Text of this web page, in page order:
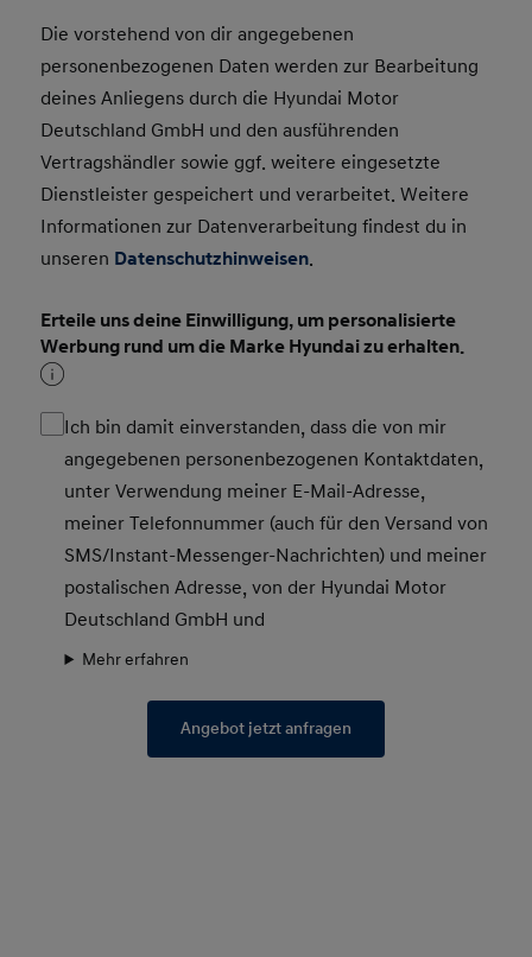
Die vorstehend von dir angegebenen
personenbezogenen Daten werden zur Bearbeitung
deines Anliegens durch die Hyundai Motor
Deutschland GmbH und den ausführenden
Vertragshändler sowie ggf. weitere eingesetzte
Dienstleister gespeichert und verarbeitet. Weitere
Informationen zur Datenverarbeitung findest du in
unseren Datenschutzhinweisen.
Erteile uns deine Einwilligung, um personalisierte
Werbung rund um die Marke Hyundai zu erhalten.
Ich bin damit einverstanden, dass die von mir
angegebenen personenbezogenen Kontaktdaten,
unter Verwendung meiner E-Mail-Adresse,
meiner Telefonnummer (auch für den Versand von
SMS/Instant-Messenger-Nachrichten) und meiner
postalischen Adresse, von der Hyundai Motor
Deutschland GmbH und
Mehr erfahren
Angebot jetzt anfragen